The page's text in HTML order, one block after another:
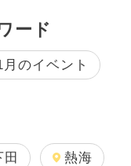
ード
のイベント
熱海